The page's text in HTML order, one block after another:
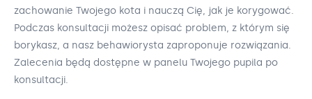
zachowanie Twojego kota i nauczą Cię, jak je korygować.
Podczas konsultacji możesz opisać problem, z którym się
borykasz, a nasz behawiorysta zaproponuje rozwiązania.
Zalecenia będą dostępne w panelu Twojego pupila po
konsultacji.